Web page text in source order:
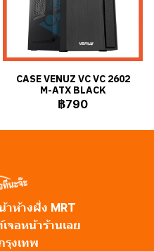
CASE VENUZ VC VC 2602
M-ATX BLACK
฿790
าห้างฝั่ง MRT
อหน้าร้านเลย
รุงเทพ